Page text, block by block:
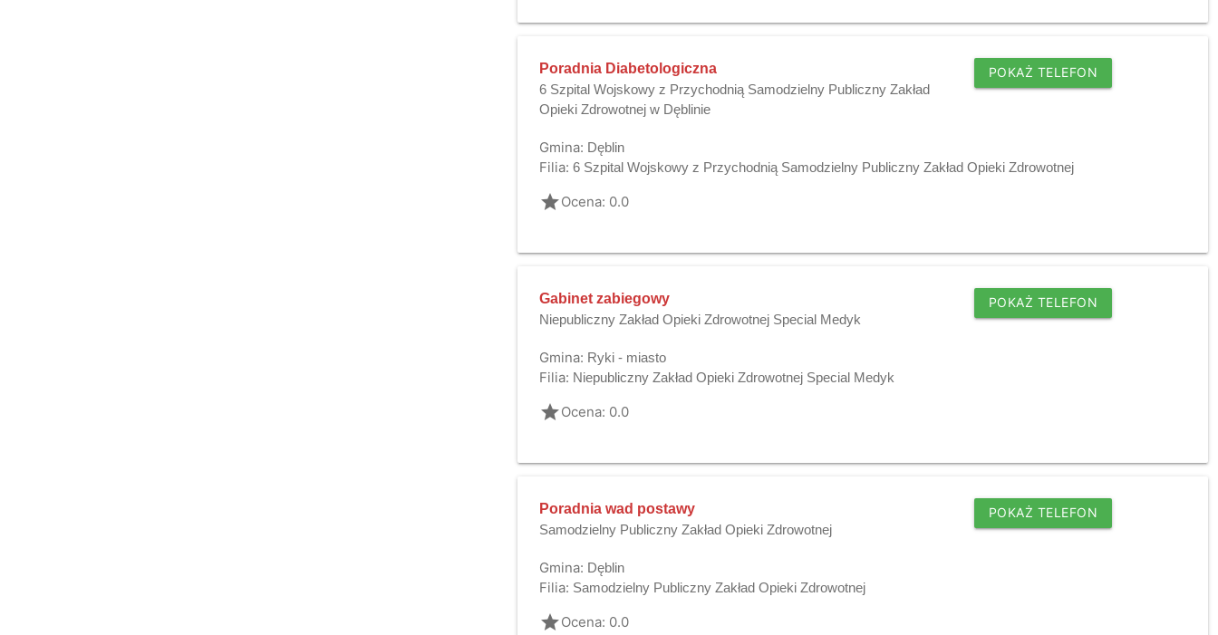
Poradnia Diabetologiczna
6 Szpital Wojskowy z Przychodnią Samodzielny Publiczny Zakład
Opieki Zdrowotnej w Dęblinie
POKAŻ TELEFON
Gmina: Dęblin
Filia: 6 Szpital Wojskowy z Przychodnią Samodzielny Publiczny Zakład Opieki Zdrowotnej
gradeOcena: 0.0
Gabinet zabiegowy
Niepubliczny Zakład Opieki Zdrowotnej Special Medyk
POKAŻ TELEFON
Gmina: Ryki - miasto
Filia: Niepubliczny Zakład Opieki Zdrowotnej Special Medyk
gradeOcena: 0.0
Poradnia wad postawy
Samodzielny Publiczny Zakład Opieki Zdrowotnej
POKAŻ TELEFON
Gmina: Dęblin
Filia: Samodzielny Publiczny Zakład Opieki Zdrowotnej
gradeOcena: 0.0